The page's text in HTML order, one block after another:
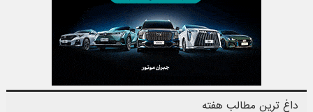
داغ ترین مطالب هفته